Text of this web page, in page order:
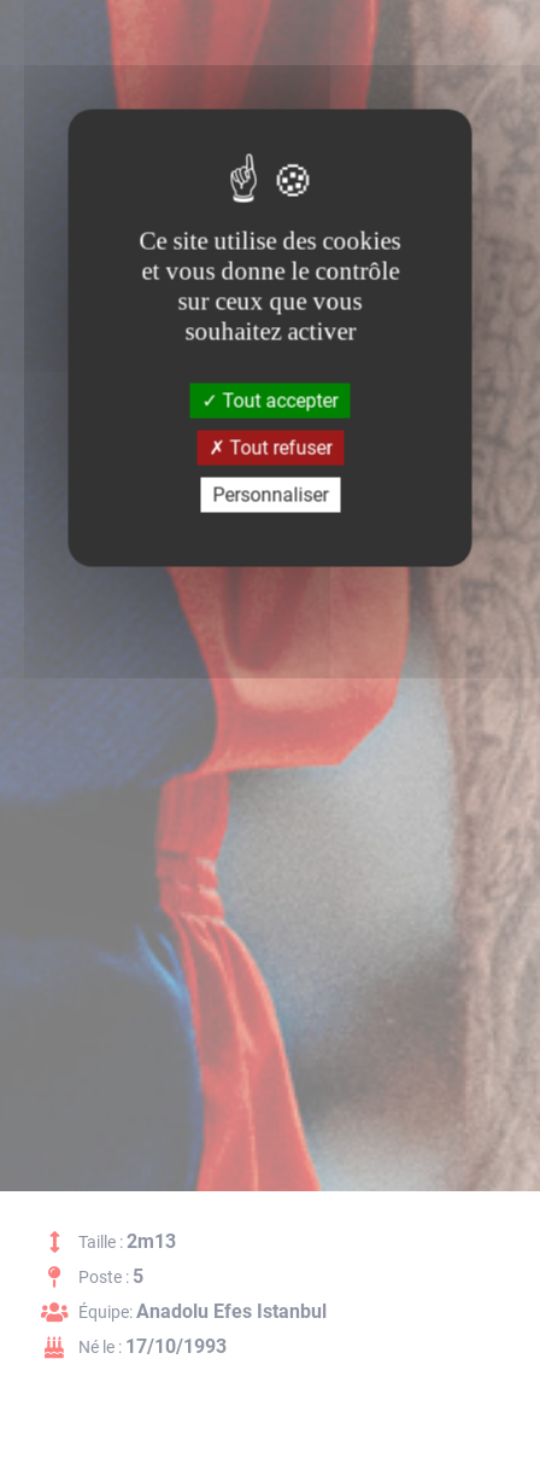
Taille :2m13
Poste : 5
Équipe:Anadolu Efes Istanbul
Né le : 17/10/1993
Ce site utilise des cookies
et vous donne le contrôle
sur ceux que vous
souhaitez activer
Tout accepter
Tout refuser
Personnaliser